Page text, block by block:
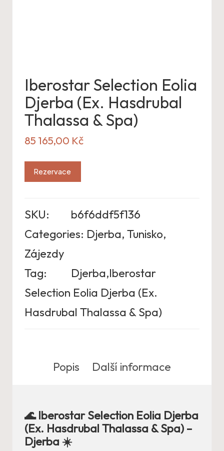
Iberostar Selection Eolia
Djerba (Ex. Hasdrubal
Thalassa & Spa)
85 165,00 Kč
Rezervace
SKU:
b6f6ddf5f136
Categories: Djerba, Tunisko,
Zájezdy
Tag:
Djerba,Iberostar
Selection Eolia Djerba (Ex.
Hasdrubal Thalassa & Spa)
Popis Další informace
🌊 Iberostar Selection Eolia Djerba
(Ex. Hasdrubal Thalassa & Spa) –
Djerba ☀️